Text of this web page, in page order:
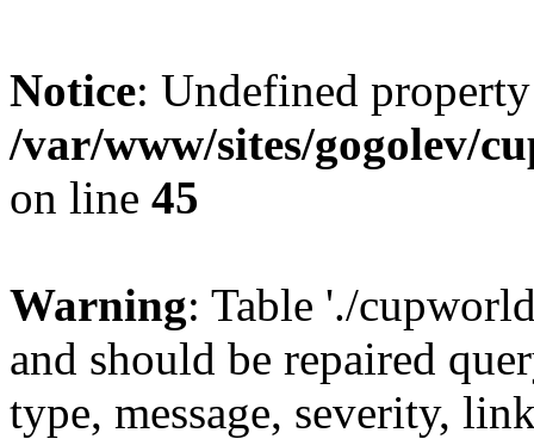
Notice: Undefined
/var/www/sites/gogolev/
on line 45
Warning: Table './
and should be repaired
type, message, severity,